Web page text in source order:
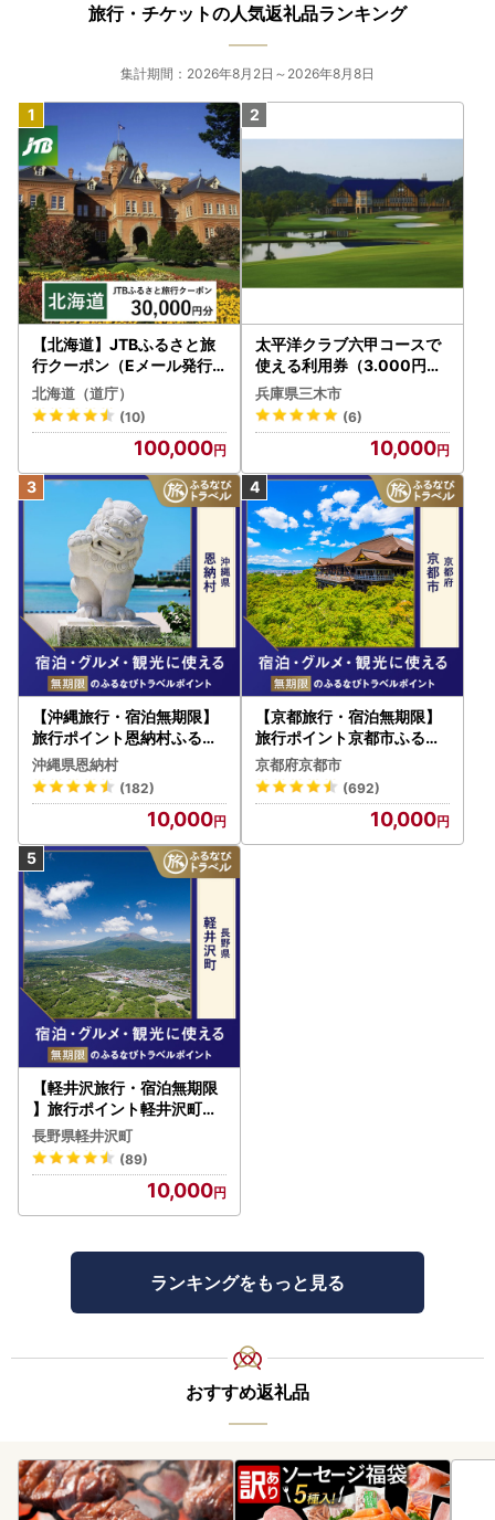
旅行・チケットの人気返礼品ランキング
集計期間：2026年8月2日～2026年8月8日
【北海道】JTBふるさと旅
行クーポン（Eメール発行
）30,000円分 旅行 トラベ
ル 宿泊 人気 おすすめ JTB
W030T
北海道（道庁）
(10)
100,000
太平洋クラブ六甲コースで
使える利用券（3.000円分
）
兵庫県三木市
(6)
10,000
【沖縄旅行・宿泊無期限】
旅行ポイント恩納村ふるな
びトラベルポイント
沖縄県恩納村
(182)
10,000
【京都旅行・宿泊無期限】
旅行ポイント京都市ふるな
びトラベルポイント
京都府京都市
(692)
10,000
【軽井沢旅行・宿泊無期限
】旅行ポイント軽井沢町ふ
るなびトラベルポイント
長野県軽井沢町
(89)
10,000
ランキングをもっと見る
おすすめ返礼品